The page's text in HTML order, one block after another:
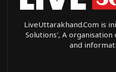
LiveUttarakhand.Com is
Solutions', A
and